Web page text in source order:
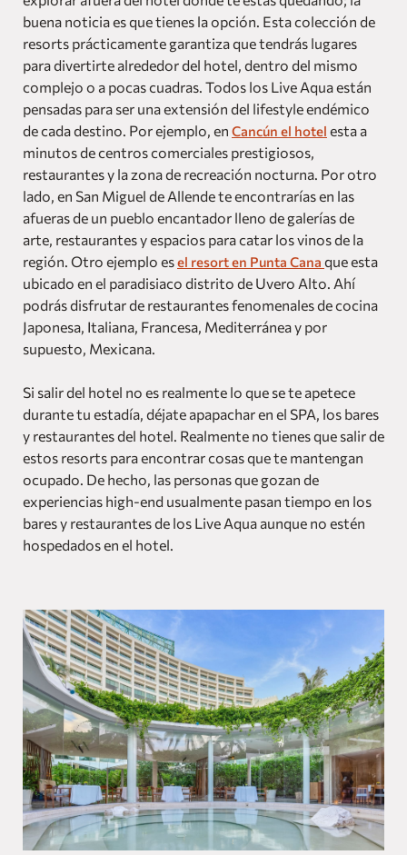
buena noticia es que tienes la opción. Esta colección de
resorts prácticamente garantiza que tendrás lugares
para divertirte alrededor del hotel, dentro del mismo
complejo o a pocas cuadras. Todos los Live Aqua están
pensadas para ser una extensión del lifestyle endémico
de cada destino. Por ejemplo, en Cancún el hotel esta a
minutos de centros comerciales prestigiosos,
restaurantes y la zona de recreación nocturna. Por otro
lado, en San Miguel de Allende te encontrarías en las
afueras de un pueblo encantador lleno de galerías de
arte, restaurantes y espacios para catar los vinos de la
región. Otro ejemplo esel resort en Punta Cana que esta
ubicado en el paradisiaco distrito de Uvero Alto. Ahí
podrás disfrutar de restaurantes fenomenales de cocina
Japonesa, Italiana, Francesa, Mediterránea y por
supuesto, Mexicana.
Si salir del hotel no es realmente lo que se te apetece
durante tu estadía, déjate apapachar en el SPA, los bares
y restaurantes del hotel. Realmente no tienes que salir de
estos resorts para encontrar cosas que te mantengan
ocupado. De hecho, las personas que gozan de
experiencias high-end usualmente pasan tiempo en los
bares y restaurantes de los Live Aqua aunque no estén
hospedados en el hotel.